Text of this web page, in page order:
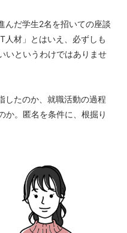
んだ学生2名を招いての座談
人材」とはいえ、必ずしも
いというわけではありませ
したのか、就職活動の過程
か。匿名を条件に、根掘り